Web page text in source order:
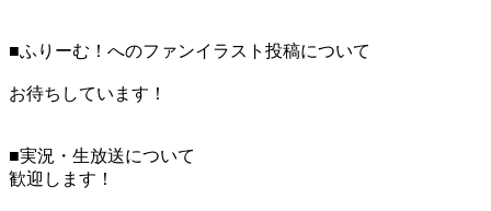
■ふりーむ！へのファンイラスト投稿について
お待ちしています！
■実況・生放送について
歓迎します！